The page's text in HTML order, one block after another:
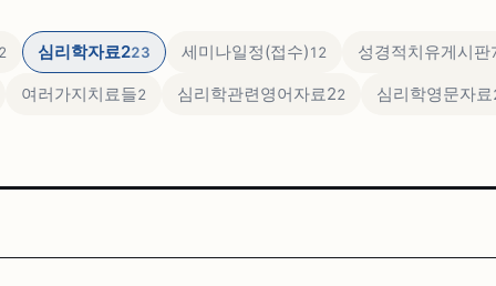
심리학자료223 세미나일정(접수)12 성경적치유게시판
여러가지치료들2 심리학관련영어자료22 심리학영문자료